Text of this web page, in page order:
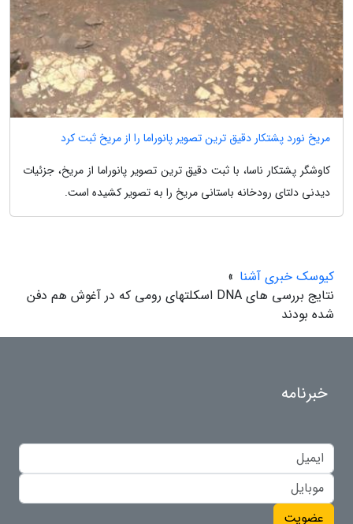
مریخ نورد پشتکار دقیق ترین تصویر پانوراما را از مریخ ثبت کرد
کاوشگر پشتکار ناسا، با ثبت دقیق ترین تصویر پانوراما از مریخ، جزئیات
دیدنی دلتای رودخانه باستانی مریخ را به تصویر کشیده است.
کیوسک خبری آشنا »
نتایج بررسی های DNA اسکلتهای رومی که در آغوش هم دفن
شده بودند
خبرنامه
عضویت